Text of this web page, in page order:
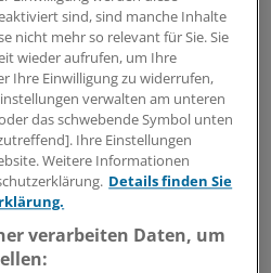
Sie sich verdienen." Manches
der Freizeit machen, auch
gehe.
sagte Heppner. Wenn
viel fehlt zur Habilitation,
Heppner.
angehende und junge
vom Studenten in
sind, sind manche Inhalte
nicht mehr so relevant für Sie. Sie
wieder aufrufen, um Ihre
Ihre Einwilligung zu widerrufen,
verwalten am unteren
das schwebende Symbol unten
Ihre Einstellungen
Weitere Informationen
Details finden Sie
verarbeiten Daten, um